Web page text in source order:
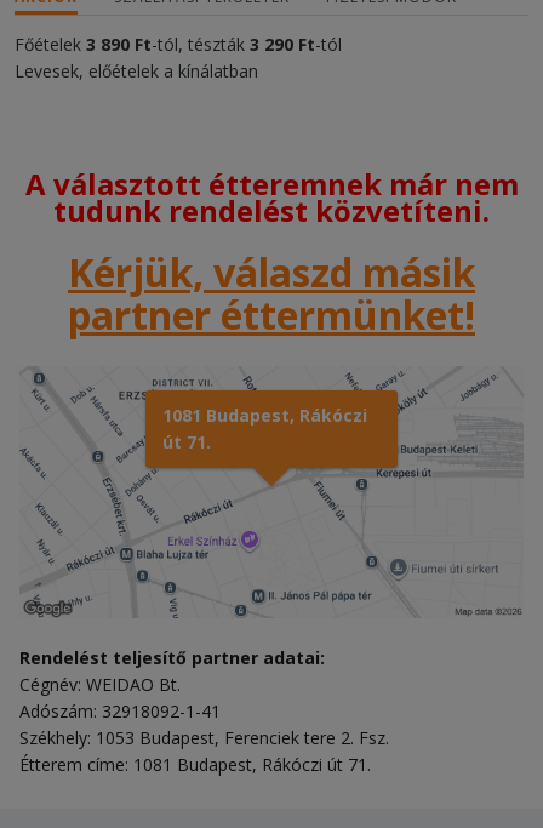
Főételek 3 890 Ft-tól, tészták 3 290 Ft-tól
Levesek, előételek a kínálatban
A választott étteremnek már nem
tudunk rendelést közvetíteni.
Kérjük, válaszd másik
partner éttermünket!
1081 Budapest, Rákóczi
út 71.
Rendelést teljesítő partner adatai:
Cégnév: WEIDAO Bt.
Adószám: 32918092-1-41
Székhely: 1053 Budapest, Ferenciek tere 2. Fsz.
Étterem címe: 1081 Budapest, Rákóczi út 71.